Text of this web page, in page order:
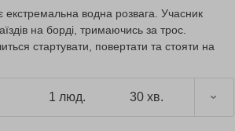
екстремальна водна розвага. Учасник
на борді, тримаючись за трос.
стартувати, повертати та стояти на
1 люд. 30 хв.